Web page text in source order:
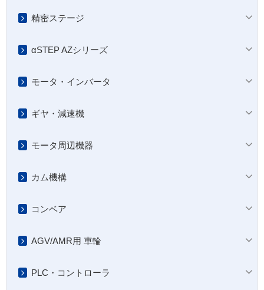
精密ステージ
αSTEP AZシリーズ
モータ・インバータ
ギヤ・減速機
モータ周辺機器
カム機構
コンベア
AGV/AMR用 車輪
PLC・コントローラ